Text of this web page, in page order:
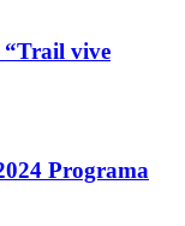
“Trail vive
Programa